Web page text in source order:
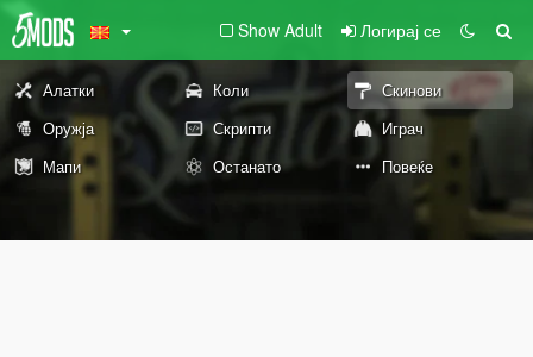
Show Adult Логирај се
Алатки Коли
Скинови
Оружја
Скрипти
Играч
Мапи
Останато Повеќе